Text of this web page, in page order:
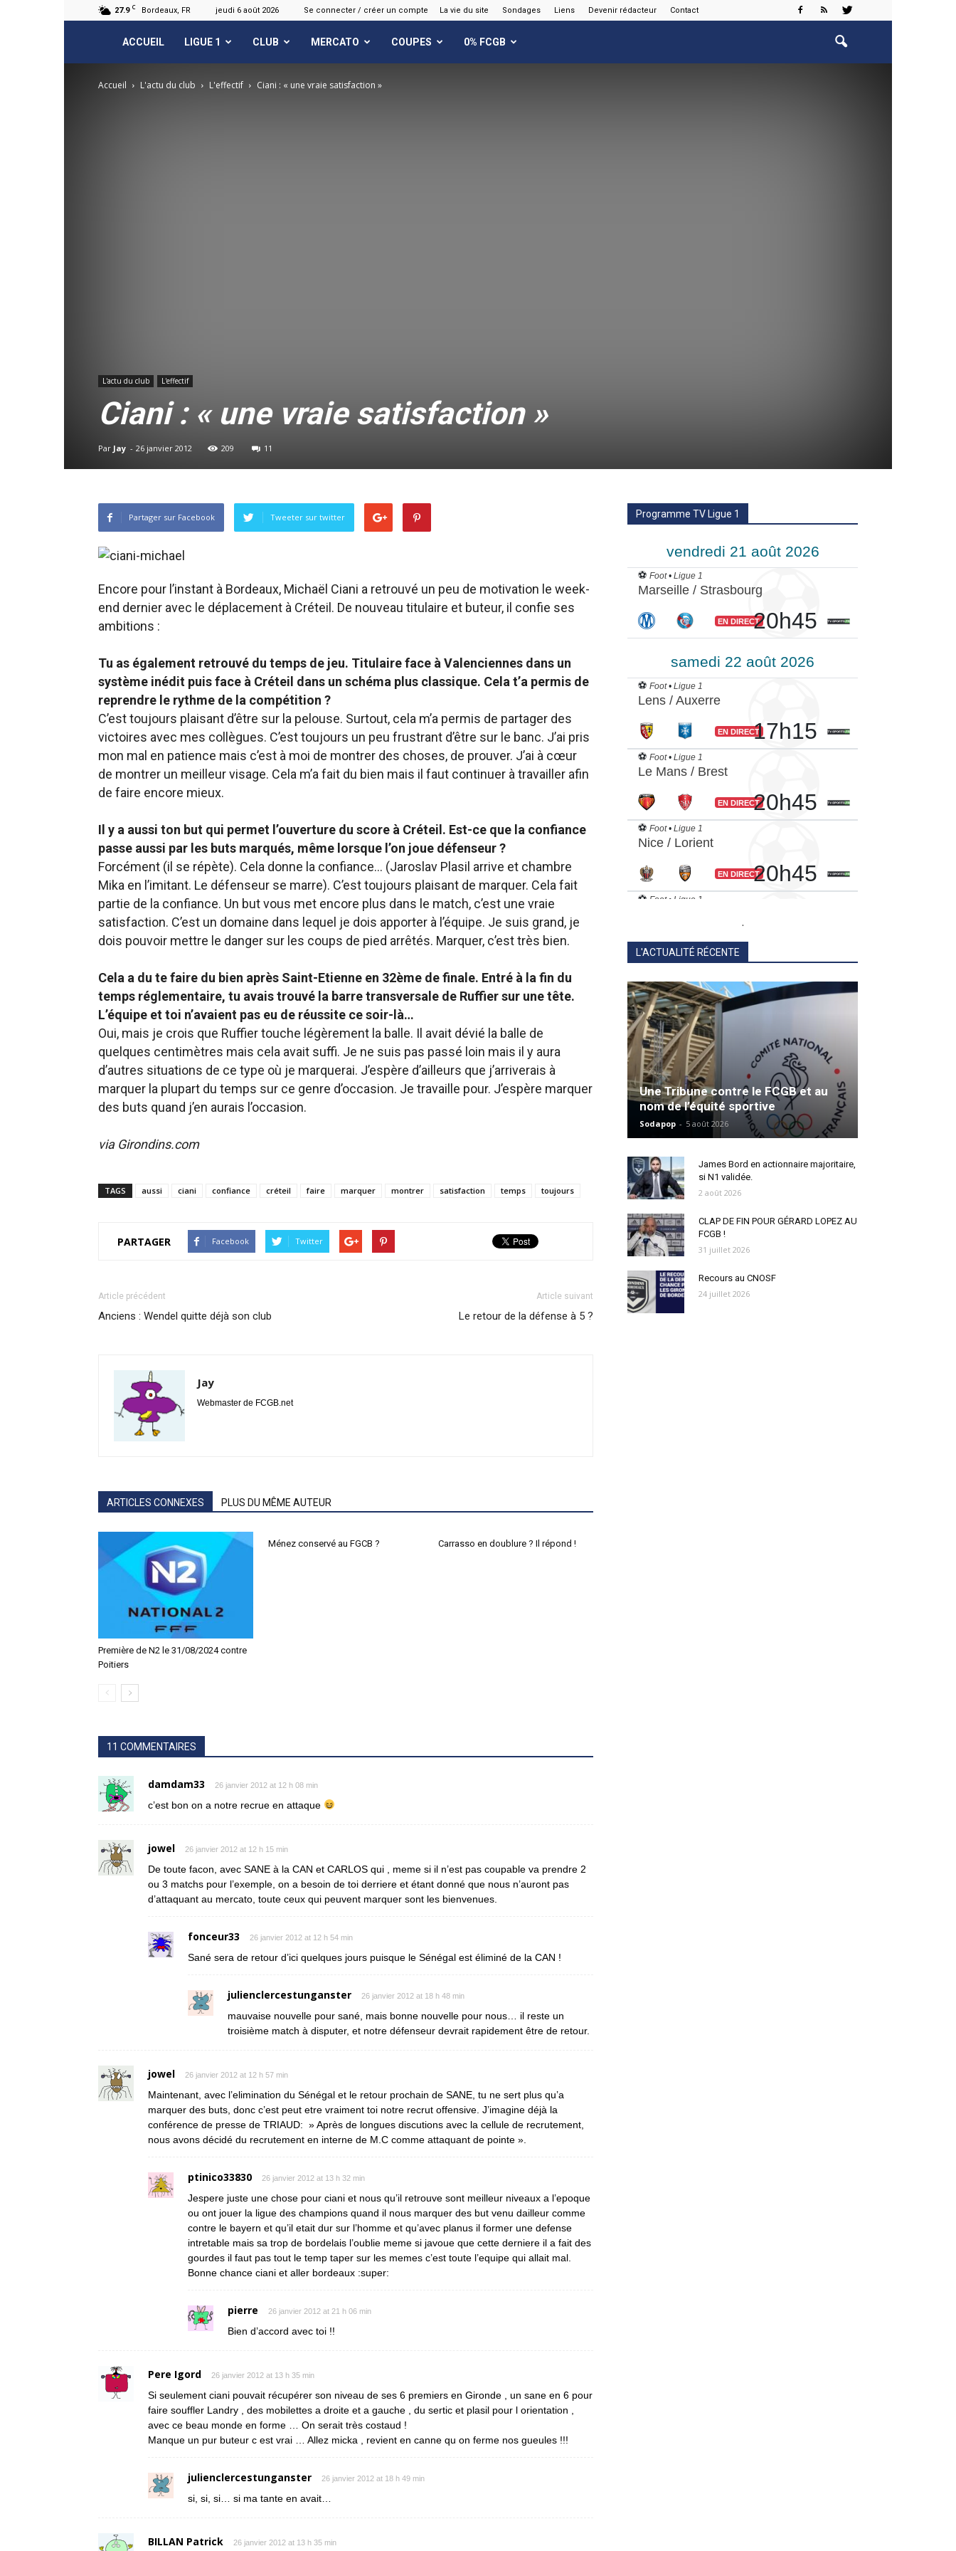
27.9 C Bordeaux, FR jeudi 6 août 2026 Se connecter / créer un compte La vie du site Sondages Liens Devenir rédacteur Contact
FCGB.net
ACCUEIL LIGUE 1 CLUB MERCATO COUPES 0% FCGB
Accueil L'actu du club L'effectif Ciani : « une vraie satisfaction »
L'actu du club L'effectif
Ciani : « une vraie satisfaction »
Par Jay - 26 janvier 2012 209 11
Partager sur Facebook Tweeter sur twitter
Encore pour l’instant à Bordeaux, Michaël Ciani a retrouvé un peu de motivation le week-
end dernier avec le déplacement à Créteil. De nouveau titulaire et buteur, il confie ses
ambitions :
Tu as également retrouvé du temps de jeu. Titulaire face à Valenciennes dans un
système inédit puis face à Créteil dans un schéma plus classique. Cela t’a permis de
reprendre le rythme de la compétition ?
C’est toujours plaisant d’être sur la pelouse. Surtout, cela m’a permis de partager des
victoires avec mes collègues. C’est toujours un peu frustrant d’être sur le banc. J’ai pris
mon mal en patience mais c’est à moi de montrer des choses, de prouver. J’ai à cœur
de montrer un meilleur visage. Cela m’a fait du bien mais il faut continuer à travailler afin
de faire encore mieux.
Il y a aussi ton but qui permet l’ouverture du score à Créteil. Est-ce que la confiance
passe aussi par les buts marqués, même lorsque l’on joue défenseur ?
Forcément (il se répète). Cela donne la confiance… (Jaroslav Plasil arrive et chambre
Mika en l’imitant. Le défenseur se marre). C’est toujours plaisant de marquer. Cela fait
partie de la confiance. Un but vous met encore plus dans le match, c’est une vraie
satisfaction. C’est un domaine dans lequel je dois apporter à l’équipe. Je suis grand, je
dois pouvoir mettre le danger sur les coups de pied arrêtés. Marquer, c’est très bien.
Cela a du te faire du bien après Saint-Etienne en 32ème de finale. Entré à la fin du
temps réglementaire, tu avais trouvé la barre transversale de Ruffier sur une tête.
L’équipe et toi n’avaient pas eu de réussite ce soir-là…
Oui, mais je crois que Ruffier touche légèrement la balle. Il avait dévié la balle de
quelques centimètres mais cela avait suffi. Je ne suis pas passé loin mais il y aura
d’autres situations de ce type où je marquerai. J’espère d’ailleurs que j’arriverais à
marquer la plupart du temps sur ce genre d’occasion. Je travaille pour. J’espère marquer
des buts quand j’en aurais l’occasion.
via Girondins.com
TAGS aussi ciani confiance créteil faire marquer montrer satisfaction temps toujours
PARTAGER Facebook Twitter
Article précédent
Anciens : Wendel quitte déjà son club
Article suivant
Le retour de la défense à 5 ?
Jay
Webmaster de FCGB.net
ARTICLES CONNEXES PLUS DU MÊME AUTEUR
Première de N2 le 31/08/2024 contre
Poitiers
Ménez conservé au FGCB ? Carrasso en doublure ? Il répond !
11 COMMENTAIRES
damdam33 26 janvier 2012 at 12 h 08 min
c’est bon on a notre recrue en attaque
jowel 26 janvier 2012 at 12 h 15 min
De toute facon, avec SANE à la CAN et CARLOS qui , meme si il n’est pas coupable va prendre 2
ou 3 matchs pour l’exemple, on a besoin de toi derriere et étant donné que nous n’auront pas
d’attaquant au mercato, toute ceux qui peuvent marquer sont les bienvenues.
fonceur33 26 janvier 2012 at 12 h 54 min
Sané sera de retour d’ici quelques jours puisque le Sénégal est éliminé de la CAN !
julienclercestunganster 26 janvier 2012 at 18 h 48 min
mauvaise nouvelle pour sané, mais bonne nouvelle pour nous… il reste un
troisième match à disputer, et notre défenseur devrait rapidement être de retour.
jowel 26 janvier 2012 at 12 h 57 min
Maintenant, avec l’elimination du Sénégal et le retour prochain de SANE, tu ne sert plus qu’a
marquer des buts, donc c’est peut etre vraiment toi notre recrut offensive. J’imagine déjà la
conférence de presse de TRIAUD: » Après de longues discutions avec la cellule de recrutement,
nous avons décidé du recrutement en interne de M.C comme attaquant de pointe ».
ptinico33830 26 janvier 2012 at 13 h 32 min
Jespere juste une chose pour ciani et nous qu’il retrouve sont meilleur niveaux a l’epoque
ou ont jouer la ligue des champions quand il nous marquer des but venu dailleur comme
contre le bayern et qu’il etait dur sur l’homme et qu’avec planus il former une defense
intretable mais sa trop de bordelais l’oublie meme si javoue que cette derniere il a fait des
gourdes il faut pas tout le temp taper sur les memes c’est toute l’equipe qui allait mal.
Bonne chance ciani et aller bordeaux :super:
pierre 26 janvier 2012 at 21 h 06 min
Bien d’accord avec toi !!
Pere Igord 26 janvier 2012 at 13 h 35 min
Si seulement ciani pouvait récupérer son niveau de ses 6 premiers en Gironde , un sane en 6 pour
faire souffler Landry , des mobilettes a droite et a gauche , du sertic et plasil pour l orientation ,
avec ce beau monde en forme … On serait très costaud !
Manque un pur buteur c est vrai … Allez micka , revient en canne qu on ferme nos gueules !!!
julienclercestunganster 26 janvier 2012 at 18 h 49 min
si, si, si… si ma tante en avait…
BILLAN Patrick 26 janvier 2012 at 13 h 35 min
Programme TV Ligue 1
.
L'ACTUALITÉ RÉCENTE
Une Tribune contre le FCGB et au
nom de l’équité sportive
Sodapop - 5 août 2026
James Bord en actionnaire majoritaire,
si N1 validée.
2 août 2026
CLAP DE FIN POUR GÉRARD LOPEZ AU
FCGB !
31 juillet 2026
Recours au CNOSF
24 juillet 2026